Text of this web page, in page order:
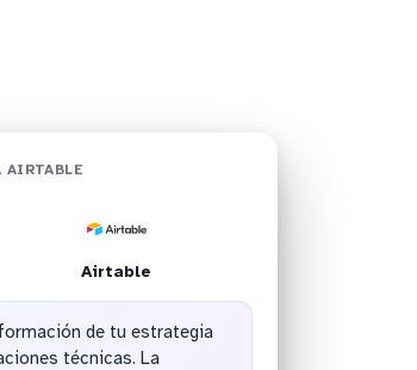
AIRTABLE
Airtable
de tu estrategia
técnicas. La